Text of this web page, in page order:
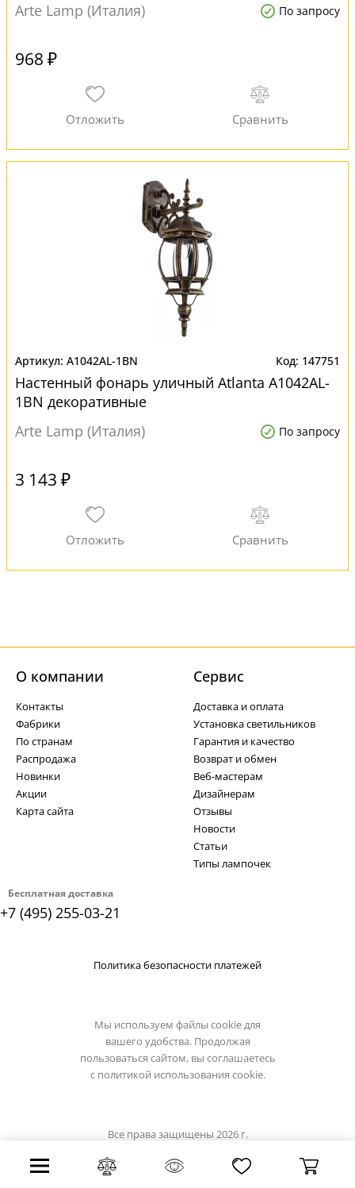
Arte Lamp (Италия)
По запросу
968 ₽
A1042AL-1BN 147751
Настенный фонарь уличный Atlanta A1042AL-
1BN декоративные
Arte Lamp (Италия)
По запросу
3 143 ₽
Бесплатная доставка
+7 (495) 255-03-21
О компании
Контакты
Фабрики
По странам
Распродажа
Новинки
Акции
Карта сайта
Cервис
Доставка и оплата
Установка светильников
Гарантия и качество
Возврат и обмен
Веб-мастерам
Дизайнерам
Отзывы
Новости
Статьи
Типы лампочек
Политика безопасности платежей
Мы используем файлы cookie для
вашего удобства. Продолжая
пользоваться сайтом, вы соглашаетесь
с политикой использования cookie.
Все права защищены 2026 г.